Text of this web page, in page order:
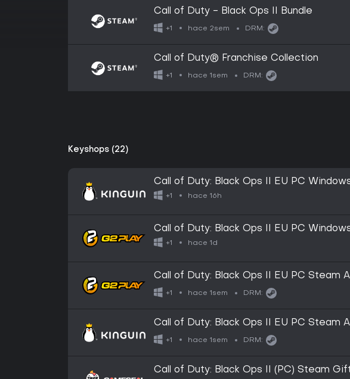
Call of Duty - Black Ops II Bundle
+1 hace 2sem DRM:
Call of Duty® Franchise Collection
+1 hace 1sem DRM:
Keyshops (22)
Call of Duty: Black Ops II EU PC
+1 hace 16h
Call of Duty: Black Ops II EU PC
+1 hace 1d
Call of Duty: Black Ops II EU PC Steam
+1 hace 1sem DRM:
Call of Duty: Black Ops II EU PC Steam
+1 hace 1sem DRM:
Call of Duty: Black Ops II (PC) Steam